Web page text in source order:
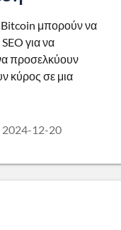
Bitcoin μπορούν να
για να
προσελκύουν
κύρος σε μια
2024-12-20